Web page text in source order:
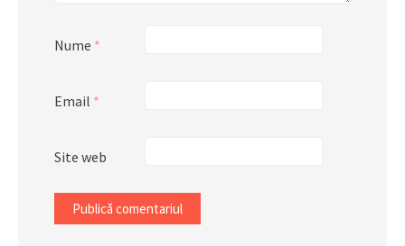
Nume *
Email *
Site web